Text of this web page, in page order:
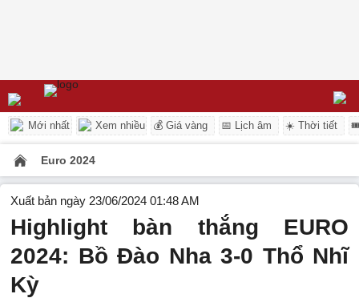
Mới nhất Xem nhiều 💰 Giá vàng 📅 Lịch âm ☀️ Thời tiết
Euro 2024
Xuất bản ngày 23/06/2024 01:48 AM
Highlight bàn thắng EURO
2024: Bồ Đào Nha 3-0 Thổ Nhĩ
Kỳ